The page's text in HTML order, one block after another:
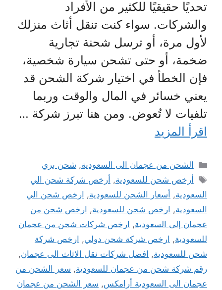
تحديًا حقيقيًا للكثير من الأفراد
والشركات. سواء كنت تنقل أثاث منزلك
لأول مرة، أو ترسل شحنة تجارية
ضخمة، أو حتى تشحن سيارة شخصية،
فإن الخطأ في اختيار شركة الشحن قد
يعني خسائر في المال والوقت وربما
تلفيات لا تُعوض. ومن هنا تبرز شركة …
اقرأ المزيد
التصنيفات
الشحن من عجمان الى السعودية, شحن بري
الوسوم
أرخص شحن للسعودية, أرخص شركة شحن الي
السعودية, أسعار الشحن للسعودية, ارخص شحن الي
السعودية, ارخص شحن للسعودية, ارخص شحن من
عجمان إلى السعودية, ارخص شركات شحن من عجمان
للسعودية, ارخص شركة شحن دولي, ارخص شركة
شحن للسعودية, افضل شركات نقل الاثاث الى عجمان,
رقم شركة شحن من عجمان للسعودية, سعر الشحن من
عجمان الى السعودية أرامكس, سعر الشحن من عجمان